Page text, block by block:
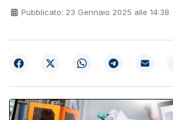
Pubblicato: 23 Gennaio 2025 alle 14:38